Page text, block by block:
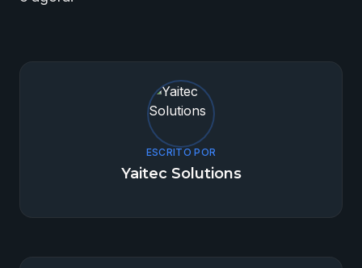
ESCRITO POR
Yaitec Solutions